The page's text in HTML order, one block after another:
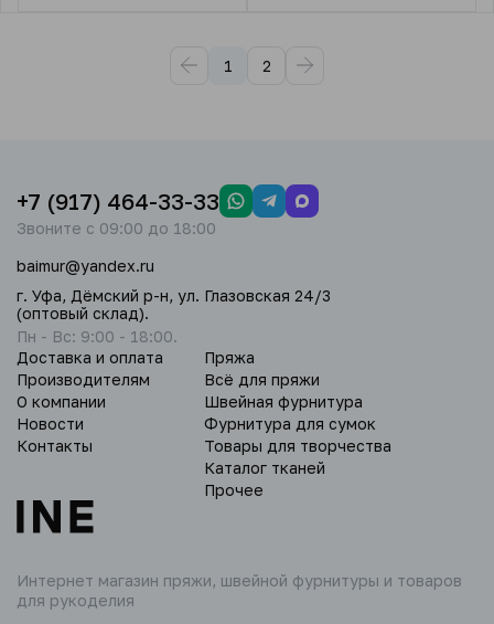
1 2
Интернет магазин пряжи, швейной фурнитуры и товаров
для рукоделия
Доставка и оплата
Производителям
О компании
Новости
Контакты
Пряжа
Всё для пряжи
Швейная фурнитура
Фурнитура для сумок
Товары для творчества
Каталог тканей
Прочее
+7 (917) 464-33-33
Звоните с 09:00 до 18:00
baimur@yandex.ru
г. Уфа, Дёмский р-н, ул. Глазовская 24/3
(оптовый склад).
Пн - Вс: 9:00 - 18:00.